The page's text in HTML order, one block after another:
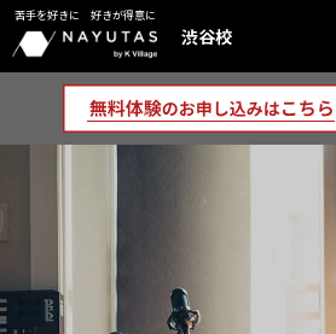
苦手を好きに 好きが得意に
渋谷校